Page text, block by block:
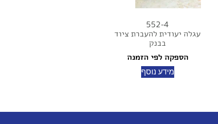
552-4
עגלה יעודית להעברת ציוד
בבנק
הספקה לפי הזמנה
מידע נוסף